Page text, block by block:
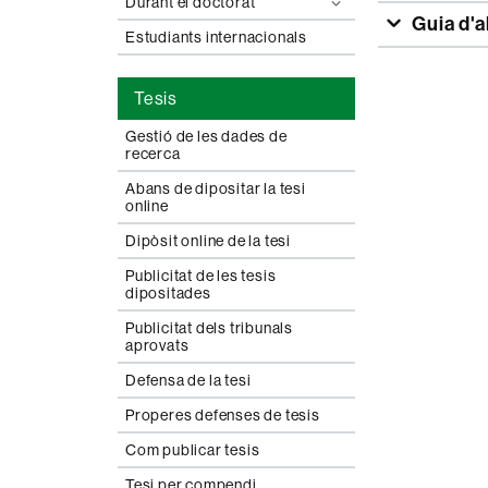
Estudiants internacionals
Tesis
Gestió de les dades de
recerca
Abans de dipositar la tesi
online
Dipòsit online de la tesi
Publicitat de les tesis
dipositades
Publicitat dels tribunals
aprovats
Defensa de la tesi
Properes defenses de tesis
Com publicar tesis
Guia